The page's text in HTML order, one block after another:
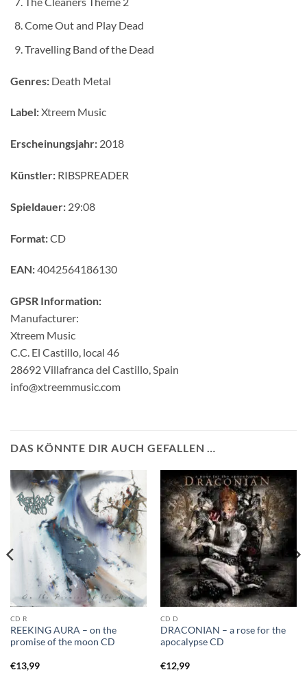
Come Out and Play Dead
Travelling Band of the Dead
Genres: Death Metal
Label:Xtreem Music
Erscheinungsjahr: 2018
Künstler: RIBSPREADER
Spieldauer: 29:08
Format:CD
EAN:4042564186130
GPSR Information:
Manufacturer:
Xtreem Music
C.C. El Castillo, local 46
28692 Villafranca del Castillo, Spain
info@xtreemmusic.com
DAS KÖNNTE DIR AUCH GEFALLEN …
CD R
REEKING AURA – on the
promise of the moon CD
€13,99
CD D
DRACONIAN – a rose for the
apocalypse CD
€12,99